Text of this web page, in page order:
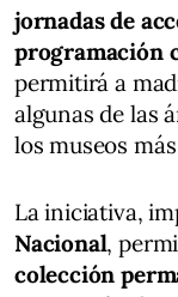
jornadas de
programación
permitirá a
algunas de las
los museos
La iniciativa,
Nacional,
colección